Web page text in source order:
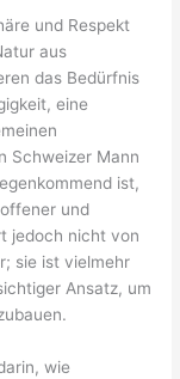
und Respekt
aus
das Bedürfnis
eine
Schweizer Mann
ist,
und
jedoch nicht von
sie ist vielmehr
Ansatz, um
wie